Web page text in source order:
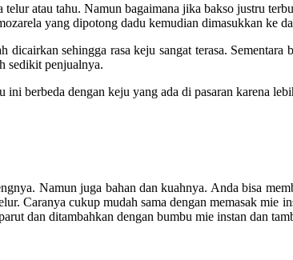
atau tahu. Namun bagaimana jika bakso justru
yang dipotong dadu kemudian dimasukkan ke
sehingga rasa keju sangat terasa.
sedikit penjualnya.
berbeda dengan keju yang ada di pasaran karena
Namun juga bahan dan kuahnya. Anda bisa
Caranya cukup mudah sama dengan memasak mie
dan ditambahkan dengan bumbu mie instan dan